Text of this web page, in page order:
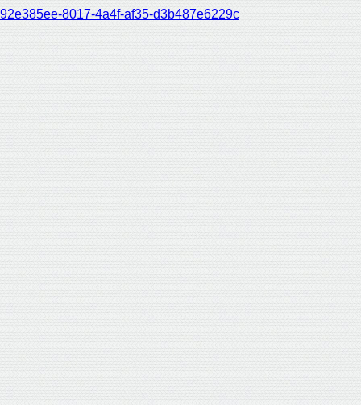
92e385ee-8017-4a4f-af35-d3b487e6229c